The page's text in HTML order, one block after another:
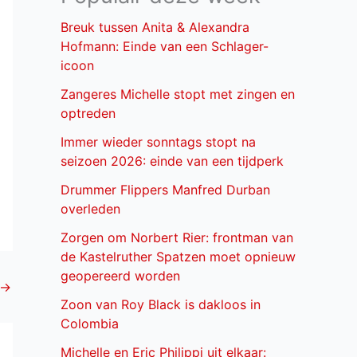
→
Breuk tussen Anita & Alexandra
Hofmann: Einde van een Schlager-
icoon
Zangeres Michelle stopt met zingen en
optreden
Immer wieder sonntags stopt na
seizoen 2026: einde van een tijdperk
Drummer Flippers Manfred Durban
overleden
Zorgen om Norbert Rier: frontman van
de Kastelruther Spatzen moet opnieuw
geopereerd worden
Zoon van Roy Black is dakloos in
Colombia
Michelle en Eric Philippi uit elkaar: